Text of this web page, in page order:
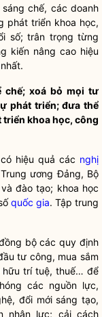
chế, các doanh
phát triển khoa học,
số; trân trọng từng
kiến nâng cao hiệu
chế; xoá bỏ mọi tư
phát triển; đưa thể
khoa học, công
hiệu quả các nghị
Trung ương Đảng, Bộ
và đào tạo; khoa học
quốc gia. Tập trung
bộ các quy định
tư công, mua sắm
hữu trí tuệ, thuế… để
các nguồn lực,
đổi mới sáng tạo,
nhân lực; cải cách